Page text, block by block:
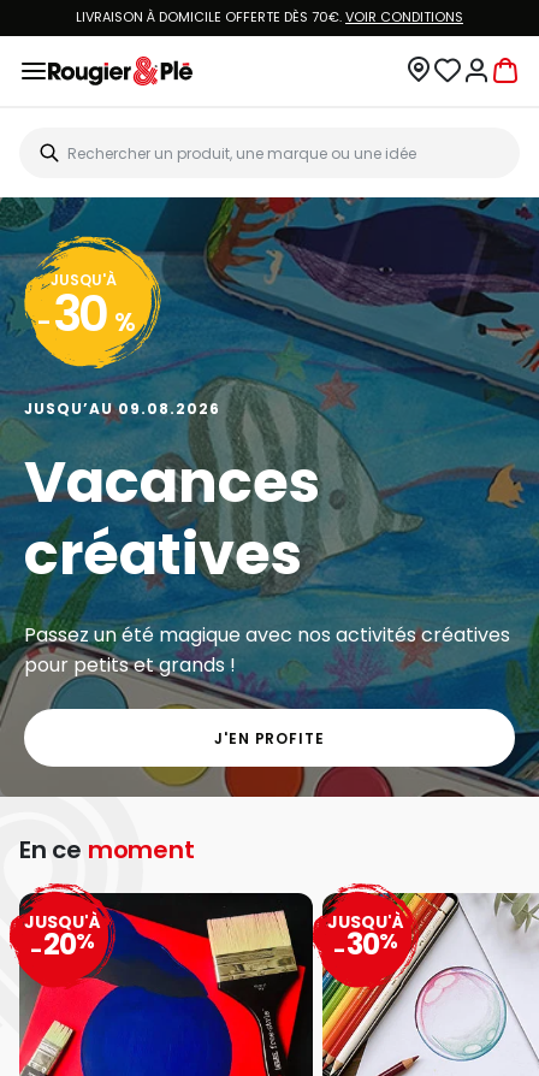
LIVRAISON À DOMICILE OFFERTE DÈS 70€.VOIR CONDITIONS
JUSQU'À
- 30 %
JUSQU’AU 09.08.2026
Vacances
créatives
Passez un été magique avec nos activités créatives
pour petits et grands !
J'EN PROFITE
En ce moment
JUSQU'À
-20%
JUSQU'À
-30%